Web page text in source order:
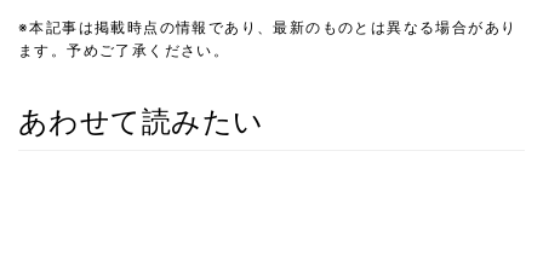
※本記事は掲載時点の情報であり、最新のものとは異なる場合があり
ます。予めご了承ください。
あわせて読みたい